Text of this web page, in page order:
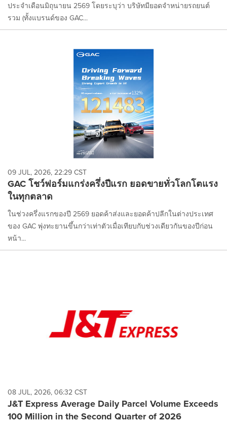
ประจำเดือนมิถุนายน 2569 โดยระบุว่า บริษัทมียอดจำหน่ายรถยนต์
รวม (ทั้งแบรนด์ของ GAC...
09 JUL, 2026, 22:29 CST
GAC โชว์ฟอร์มแกร่งครึ่งปีแรก ยอดขายทั่วโลกโตแรง
ในทุกตลาด
ในช่วงครึ่งแรกของปี 2569 ยอดค้าส่งและยอดค้าปลีกในต่างประเทศ
ของ GAC พุ่งทะยานขึ้นกว่าเท่าตัวเมื่อเทียบกับช่วงเดียวกันของปีก่อน
หน้า...
08 JUL, 2026, 06:32 CST
J&T Express Average Daily Parcel Volume Exceeds
100 Million in the Second Quarter of 2026